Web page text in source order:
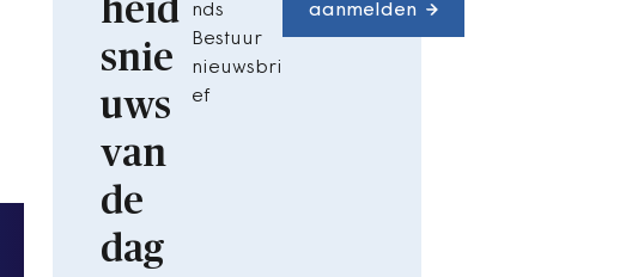
heid
snie
uws
van
de
dag
nds
Bestuur
nieuwsbri
ef
aanmelden